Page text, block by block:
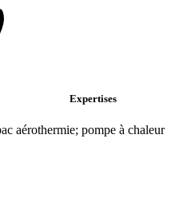
Expertises
aérothermie; pompe à chaleur